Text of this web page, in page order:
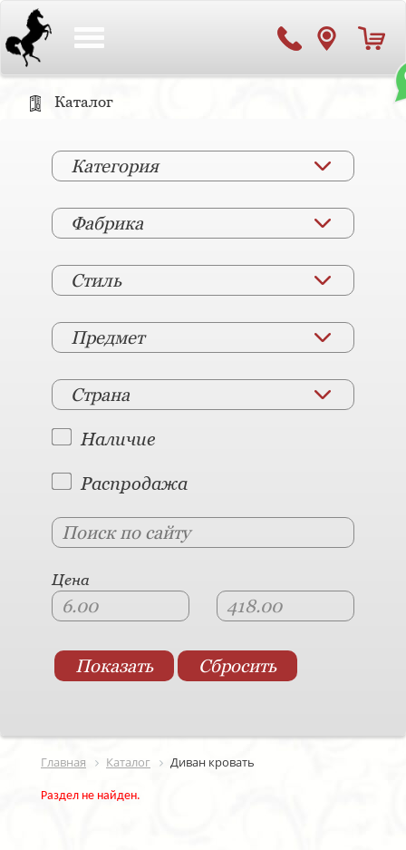
Каталог
Категория
Фабрика
Стиль
Предмет
Страна
Наличие
Распродажа
Цена
Главная Каталог Диван кровать
Раздел не найден.